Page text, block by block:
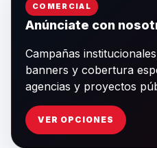
COMERCIAL
Anúnciate con
Campañas
banners y cobertura
agencias y proyectos
VER OPCIONES